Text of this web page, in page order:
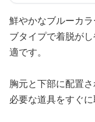
鮮やかなブルーカ
ブタイプで着脱が
適です。
胸元と下部に配置
必要な道具をすぐ